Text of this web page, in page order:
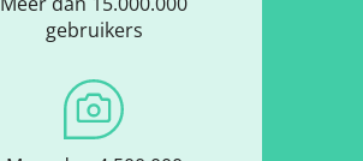
gebruikers